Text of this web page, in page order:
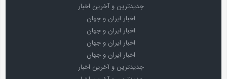
جدیدترین و آخرین اخبار
اخبار ایران و جهان
اخبار ایران و جهان
اخبار ایران و جهان
اخبار ایران و جهان
جدیدترین و آخرین اخبار